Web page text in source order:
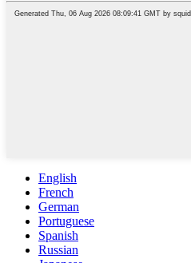
English
French
German
Portuguese
Spanish
Russian